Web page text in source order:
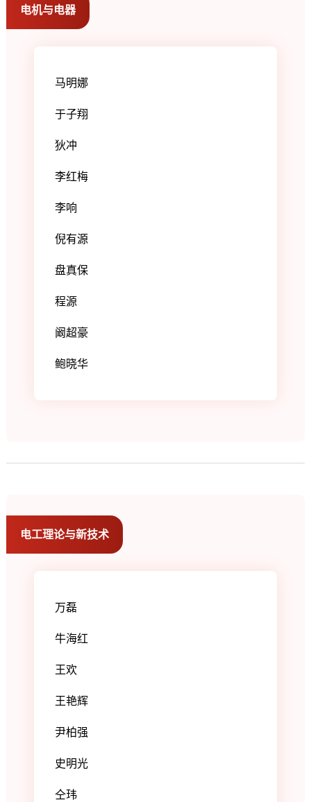
电机与电器
马明娜
于子翔
狄冲
李红梅
李响
倪有源
盘真保
程源
阚超豪
鲍晓华
电工理论与新技术
万磊
牛海红
王欢
王艳辉
尹柏强
史明光
仝玮